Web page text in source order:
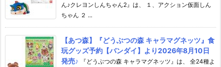
ん♪クレヨンしんちゃん2』は、 １、アクション仮面しん
ちゃん ２ ...
【あつ森】『どうぶつの森 キャラマグネッツ』食
玩グッズ予約【バンダイ】より2026年8月10日
発売♪
『どうぶつの森 キャラマグネッツ』は、 全24種よ